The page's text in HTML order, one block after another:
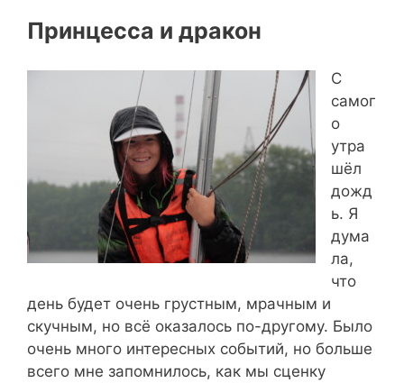
Принцесса и дракон
С
самог
о
утра
шёл
дожд
ь. Я
дума
ла,
что
день будет очень грустным, мрачным и
скучным, но всё оказалось по-другому. Было
очень много интересных событий, но больше
всего мне запомнилось, как мы сценку